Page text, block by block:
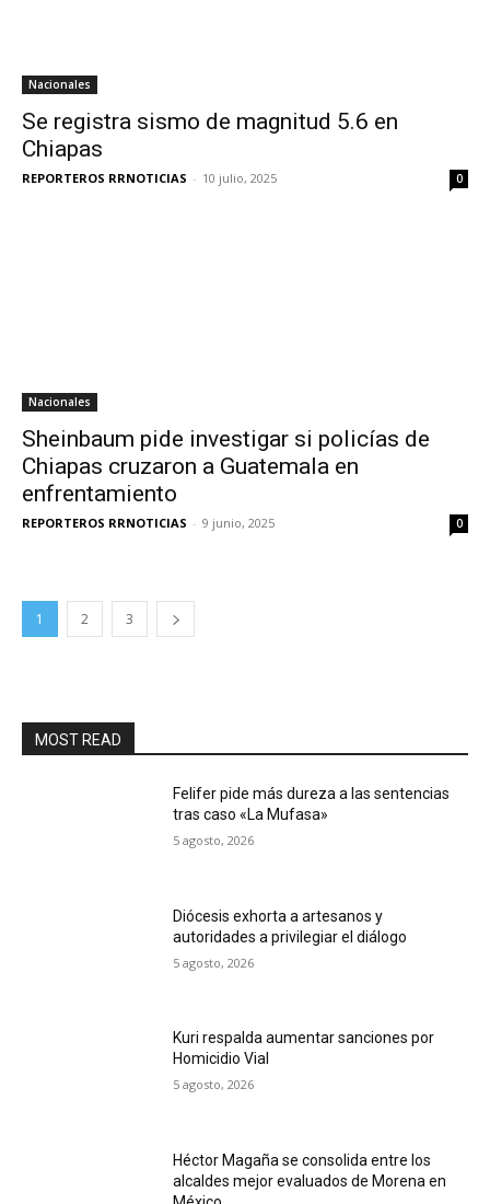
Nacionales
Se registra sismo de magnitud 5.6 en
Chiapas
REPORTEROS RRNOTICIAS - 10 julio, 2025 0
Nacionales
Sheinbaum pide investigar si policías de
Chiapas cruzaron a Guatemala en
enfrentamiento
REPORTEROS RRNOTICIAS - 9 junio, 2025 0
1 2 3
MOST READ
Felifer pide más dureza a las sentencias
tras caso «La Mufasa»
5 agosto, 2026
Diócesis exhorta a artesanos y
autoridades a privilegiar el diálogo
5 agosto, 2026
Kuri respalda aumentar sanciones por
Homicidio Vial
5 agosto, 2026
Héctor Magaña se consolida entre los
alcaldes mejor evaluados de Morena en